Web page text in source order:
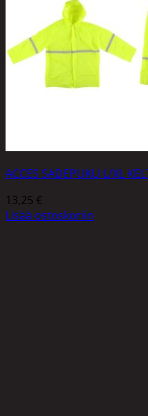
ACCES SADEPUKU L/XL
13,25 €
Lisää ostoskoriin